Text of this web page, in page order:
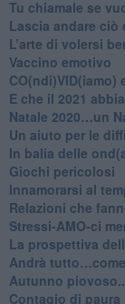
​Tu chiamale se
​Lascia andare
L’arte di volersi
​Vaccino emotivo
CO(ndi)VID(iamo)
​E che il 2021
​Natale 2020…un
Un aiuto per le
​In balia delle
Giochi pericolosi
Innamorarsi al
​Relazioni che
​Stressi-AMO-ci
​La prospettiva
​Andrà
Autunno
​Contagio di paura